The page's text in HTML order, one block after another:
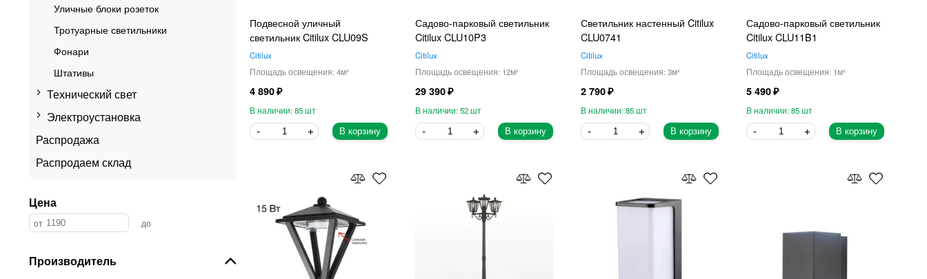
Уличные блоки розеток
Тротуарные светильники
Фонари
Штативы
Технический свет
Электроустановка
Распродажа
Распродаем склад
Цена
Производитель
Подвесной уличный
светильник Citilux CLU09S
Citilux
4
4 890
85
В корзину
Садово-парковый светильник
Citilux CLU10P3
Citilux
12
29 390
52
В корзину
Светильник настенный Citilux
CLU0741
Citilux
3
2 790
85
В корзину
Садово-парковый светильник
Citilux CLU11B1
Citilux
1
5 490
85
В корзину